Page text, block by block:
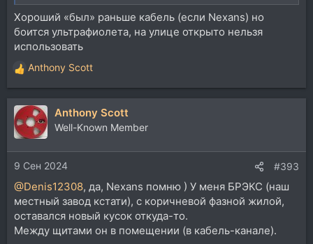
Хороший «был» раньше кабель (если Nexans) но
боится ультрафиолета, на улице открыто нельзя
использовать
Р
е
а
к
ц
и
и
:
Anthony Scott
Anthony Scott
Well-Known Member
9 Сен 2024 #393
@Denis12308, да, Nexans помню ) У меня БРЭКС (наш
местный завод кстати), с коричневой фазной жилой,
оставался новый кусок откуда-то.
Между щитами он в помещении (в кабель-канале).